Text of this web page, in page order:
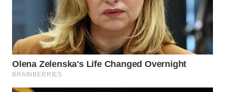
LABUHANBATU
WN
TAPANULI
TENGAH
WN DELI